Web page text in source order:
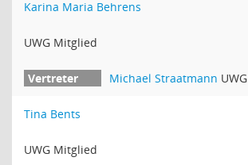
Karina Maria Behrens
UWG Mitglied
Michael Straatmann UWG
Tina Bents
UWG Mitglied